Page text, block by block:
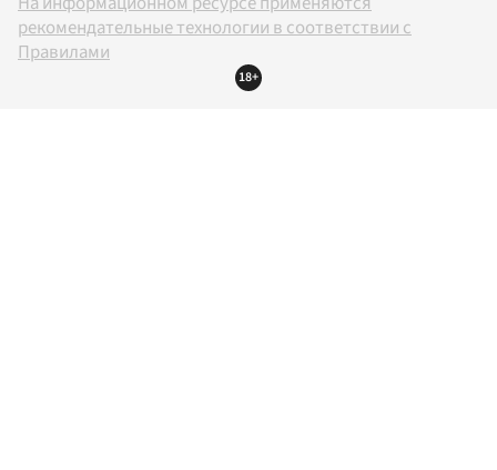
рекомендательные технологии в соответствии с
Правилами
18+